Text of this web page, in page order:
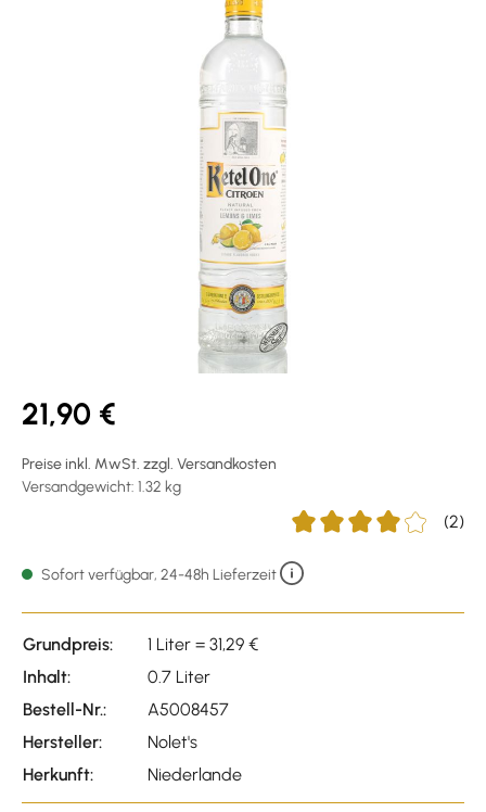
21,90 €
Preise inkl. MwSt. zzgl. Versandkosten
Versandgewicht: 1.32 kg
(2)
Sofort verfügbar, 24-48h Lieferzeit
Grundpreis:
1 Liter = 31,29 €
Inhalt:
0.7 Liter
Bestell-Nr.:
A5008457
Hersteller:
Nolet's
Herkunft:
Niederlande